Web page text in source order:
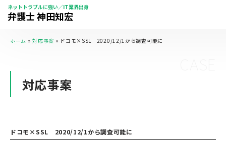
ネットトラブルに強い／IT業界出身
弁護士 神田知宏
ホーム »対応事案 » ドコモ×SSL 2020/12/1から調査可能に
対応事案
ドコモ×SSL 2020/12/1から調査可能に